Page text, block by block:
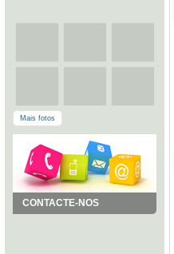
Mais fotos
CONTACTE-NOS